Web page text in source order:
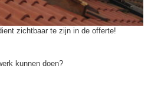
zichtbaar te zijn in de offerte!
kunnen doen?